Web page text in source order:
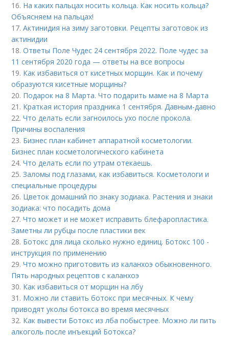
16. На каких пальцах носить кольца. Как носить кольца?
Объясняем на пальцах!
17.Актинидия на зиму заготовки. Рецепты заготовок из
актинидии
18.Ответы Поле Чудес 24 сентября 2022. Поле чудес за
11 сентября 2020 года — ответы на все вопросы
19. Как избавиться от кисетных морщин. Как и почему
образуются кисетные морщины?
20. Подарок на 8 Марта. Что подарить маме на 8 Марта
21. Краткая история праздника 1 сентября. Давным-давно
22.Что делать если загноилось ухо после прокола.
Причины воспаления
23. Бизнес план кабинет аппаратной косметологии.
Бизнес план косметологического кабинета
24.Что делать если по утрам отекаешь.
25.Заломы под глазами, как избавиться. Косметологи и
специальные процедуры
26. Цветок домашний по знаку зодиака. Растения и знаки
зодиака: что посадить дома
27.Что может и не может исправить блефаропластика.
Заметны ли рубцы после пластики век
28. Ботокс для лица сколько нужно единиц. Ботокс 100 -
инструкция по применению
29.Что можно приготовить из каланхоэ обыкновенного.
Пять народных рецептов с каланхоэ
30. Как избавиться от морщин на лбу
31. Можно ли ставить ботокс при месячных. К чему
приводят уколы ботокса во время месячных
32. Как вывести Ботокс из лба побыстрее. Можно ли пить
алкоголь после инъекций Ботокса?